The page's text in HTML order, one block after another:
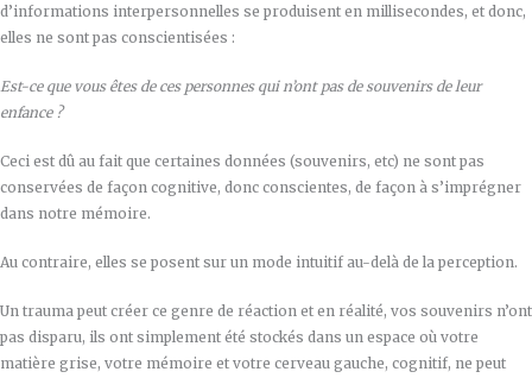
d’informations interpersonnelles se produisent en millisecondes, et donc,
elles ne sont pas conscientisées :
Est-ce que vous êtes de ces personnes qui n’ont pas de souvenirs de leur
enfance ?
Ceci est dû au fait que certaines données (souvenirs, etc) ne sont pas
conservées de façon cognitive, donc conscientes, de façon à s’imprégner
dans notre mémoire.
Au contraire, elles se posent sur un mode intuitif au-delà de la perception.
Un trauma peut créer ce genre de réaction et en réalité, vos souvenirs n’ont
pas disparu, ils ont simplement été stockés dans un espace où votre
matière grise, votre mémoire et votre cerveau gauche, cognitif, ne peut